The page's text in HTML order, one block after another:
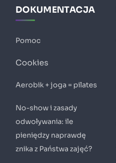
DOKUMENTACJA
Pomoc
Cookies
Aerobik + joga = pilates
No-show i zasady
odwoływania: ile
pieniędzy naprawdę
znika z Państwa zajęć?